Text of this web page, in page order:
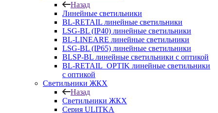
Назад
Линейные светильники
BL-RETAIL линейные светильники
LSG-BL (IP40) линейные светильники
BL-LINEARE линейные светильники
LSG-BL (IP65) линейные светильники
BLSP-BL линейные светильники с оптикой
BL-RETAIL_OPTIK линейные светильники
с оптикой
Светильники ЖКХ
Назад
Светильники ЖКХ
Серия ULITKA